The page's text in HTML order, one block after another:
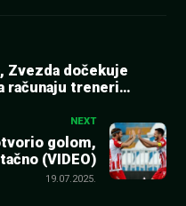
Zvezda dočekuje
računaju treneri
NEXT
golom,
(VIDEO)
19.07.2025.